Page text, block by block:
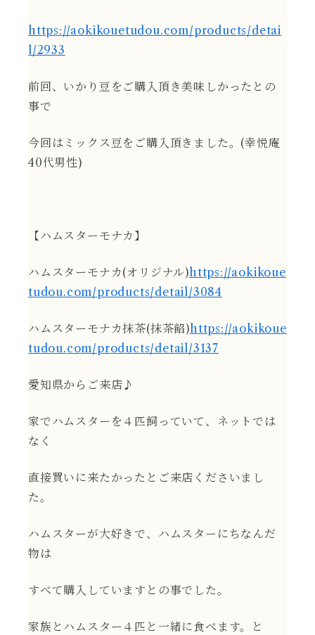
https://aokikouetudou.com/products/detai
l/2933
前回、いかり豆をご購入頂き美味しかったとの
事で
今回はミックス豆をご購入頂きました。(幸悦庵
40代男性)
【ハムスターモナカ】
ハムスターモナカ(オリジナル)https://aokikoue
tudou.com/products/detail/3084
ハムスターモナカ抹茶(抹茶餡)https://aokikoue
tudou.com/products/detail/3137
愛知県からご来店♪
家でハムスターを４匹飼っていて、ネットでは
なく
直接買いに来たかったとご来店くださいまし
た。
ハムスターが大好きで、ハムスターにちなんだ
物は
すべて購入していますとの事でした。
家族とハムスター４匹と一緒に食べます。と